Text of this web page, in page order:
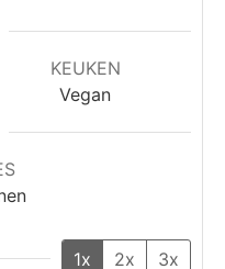
KEUKEN
Vegan
1x 2x 3x